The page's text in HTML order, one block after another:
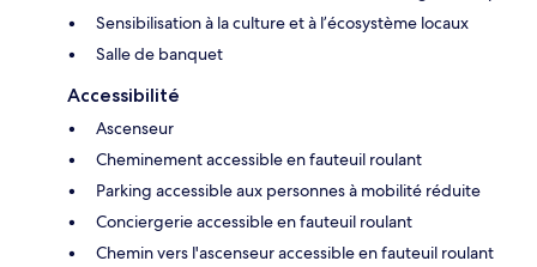
Sensibilisation à la culture et à l’écosystème locaux
Salle de banquet
Accessibilité
Ascenseur
Cheminement accessible en fauteuil roulant
Parking accessible aux personnes à mobilité réduite
Conciergerie accessible en fauteuil roulant
Chemin vers l'ascenseur accessible en fauteuil roulant